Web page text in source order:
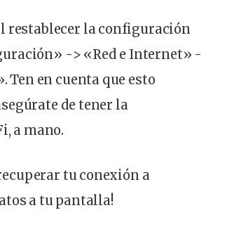
restablecer la configuración
-> «Red e Internet» -
Ten en cuenta que esto
de tener la
a mano.
tu conexión a
a tu pantalla!